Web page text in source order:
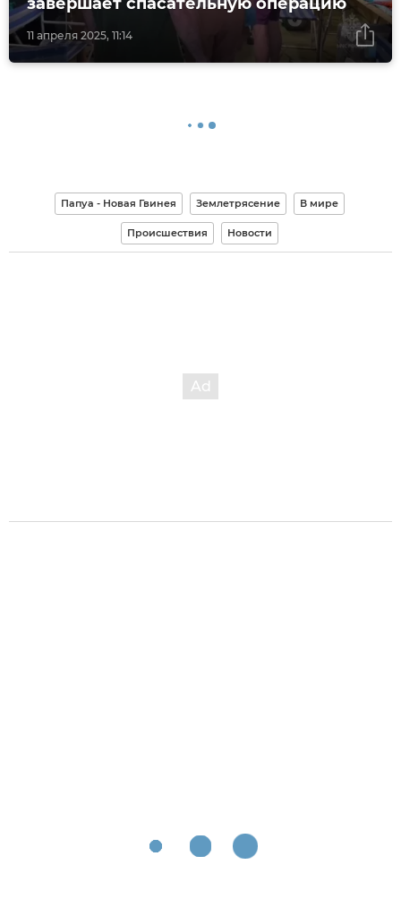
11 апреля 2025, 11:14
Папуа - Новая Гвинея Землетрясение В мире
Происшествия Новости